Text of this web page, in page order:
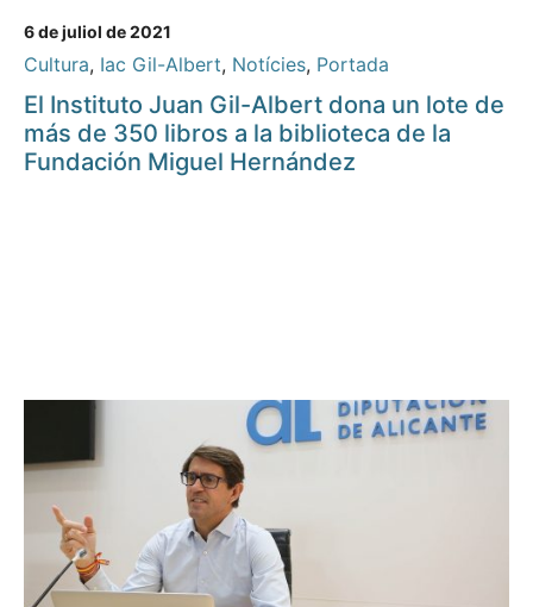
6 de juliol de 2021
Cultura, Iac Gil-Albert, Notícies, Portada
El Instituto Juan Gil-Albert dona un lote de
más de 350 libros a la biblioteca de la
Fundación Miguel Hernández